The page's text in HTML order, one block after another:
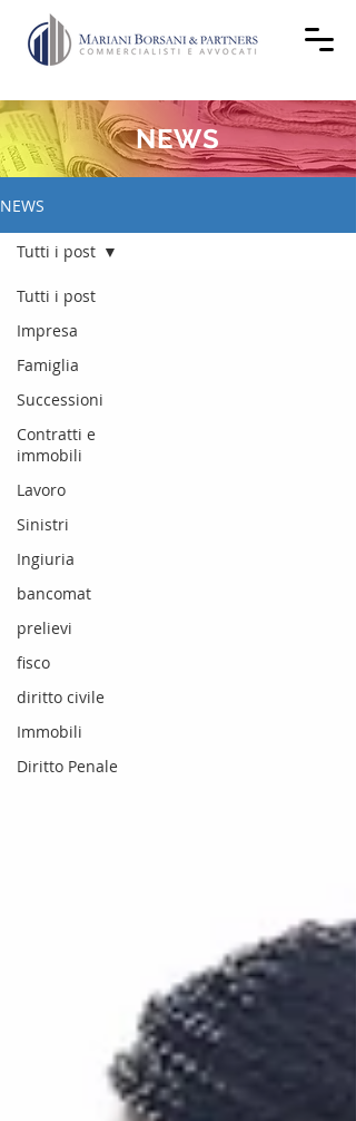
NEWS
NEWS
Tutti i post
Impresa
Famiglia
Successioni
Contratti e
immobili
Lavoro
Sinistri
Ingiuria
bancomat
prelievi
fisco
diritto civile
Immobili
Diritto Penale
Tutti i post